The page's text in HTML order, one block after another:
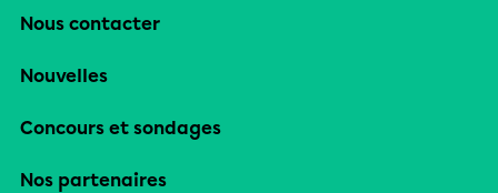
Nous contacter
Nouvelles
Concours et sondages
Nos partenaires